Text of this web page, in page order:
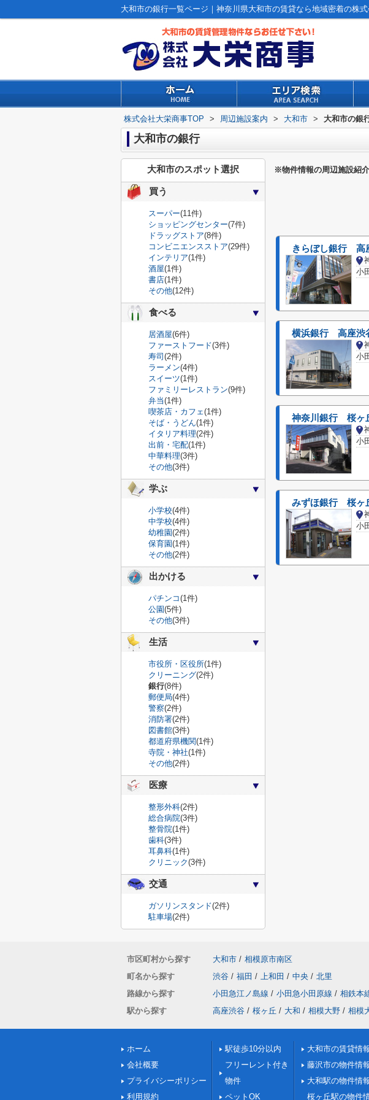
大和市の銀行一覧ページ｜神奈川県大和市の賃貸なら地域密着の株
株式会社大栄商事TOP > 周辺施設案内 > 大和市 > 大和市の銀
大和市の銀行
※物件情報の周辺施設紹
きらぼし銀行 高
小
横浜銀行 高座渋
小
神奈川銀行 桜ヶ
小
みずほ銀行 桜ヶ
小
大和市のスポット選択
買う
スーパー(11件)
ショッピングセンター(7件)
ドラッグストア(8件)
コンビニエンスストア(29件)
インテリア(1件)
酒屋(1件)
書店(1件)
その他(12件)
食べる
居酒屋(6件)
ファーストフード(3件)
寿司 (2件)
ラーメン(4件)
スイーツ(1件)
ファミリーレストラン(9件)
弁当(1件)
喫茶店・カフェ(1件)
そば・うどん(1件)
イタリア料理(2件)
出前・宅配(1件)
中華料理(3件)
その他(3件)
学ぶ
小学校(4件)
中学校(4件)
幼稚園(2件)
保育園(1件)
その他(2件)
出かける
パチンコ(1件)
公園(5件)
その他(3件)
生活
市役所・区役所(1件)
クリーニング(2件)
銀行(8件)
郵便局(4件)
警察(2件)
消防署(2件)
図書館(3件)
都道府県機関(1件)
寺院・神社(1件)
その他(2件)
医療
整形外科(2件)
総合病院(3件)
整骨院(1件)
歯科(3件)
耳鼻科(1件)
クリニック(3件)
交通
ガソリンスタンド(2件)
駐車場(2件)
市区町村から探す 大和市 / 相模原市南区
町名から探す
渋谷 / 福田 / 上和田 / 中央 / 北里
路線から探す
小田急江ノ島線 / 小田急小田原線 / 相鉄本
駅から探す
高座渋谷 / 桜ヶ丘 / 大和 / 相模大野 / 相模
ホーム
会社概要
プライバシーポリシー
利用規約
駅徒歩10分以内
フリーレント付き
物件
ペットOK
大和市の賃貸情
藤沢市の物件情
大和駅の物件情
桜ヶ丘駅の物件